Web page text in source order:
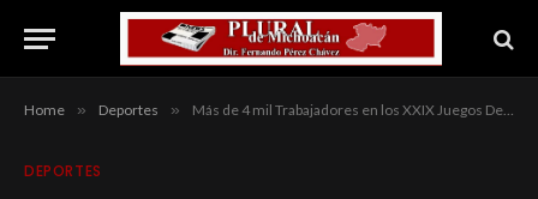
Home » Deportes » Más de 4 mil Trabajadores en los XXIX Juegos Deportivos Interdependencias
DEPORTES